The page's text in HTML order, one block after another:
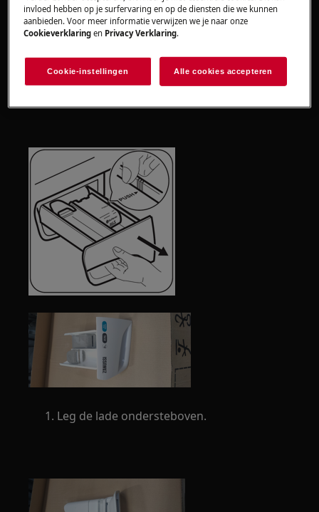
in elkaar zetten?
de pijl (PUSH) en verwijder de lade.
Leg de lade ondersteboven.
invloed hebben op je surfervaring en op de diensten die we kunnen
aanbieden. Voor meer informatie verwijzen we je naar onze
Cookieverklaring en Privacy Verklaring.
Cookie-instellingen Alle cookies accepteren